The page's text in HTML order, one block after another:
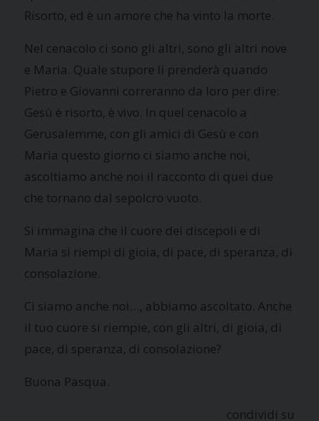
Risorto, ed è un amore che ha vinto la morte.
Nel cenacolo ci sono gli altri, sono gli altri nove
e Maria. Quale stupore li prenderà quando
Pietro e Giovanni correranno da loro per dire:
Gesù è risorto, è vivo. In quel cenacolo a
Gerusalemme, con gli amici di Gesù e con
Maria questo giorno ci siamo anche noi,
ascoltiamo anche noi il racconto di quei due
che tornano dal sepolcro vuoto.
Si immagina che il cuore dei discepoli e di
Maria si riempì di gioia, di pace, di speranza, di
consolazione.
Ci siamo anche noi…, abbiamo ascoltato. Anche
il tuo cuore si riempie, con gli altri, di gioia, di
pace, di speranza, di consolazione?
Buona Pasqua.
condividi su